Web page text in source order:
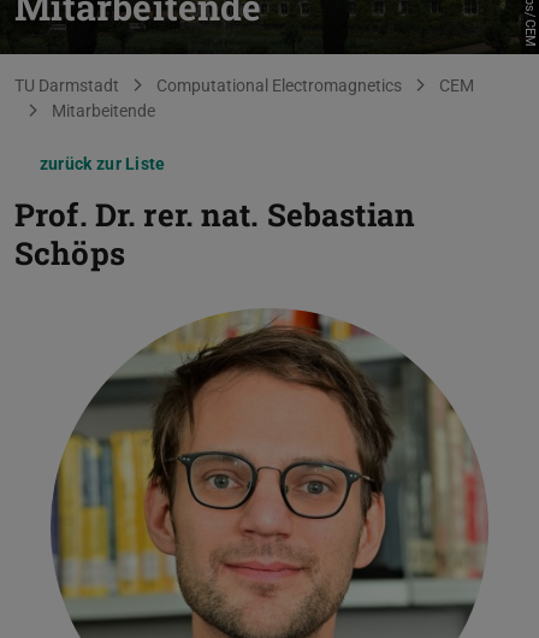
Sie befinden sich hier:
TU Darmstadt Computational Electromagnetics
CEM
Mitarbeitende
zurück zur Liste
Prof. Dr. rer. nat. Sebastian
Schöps